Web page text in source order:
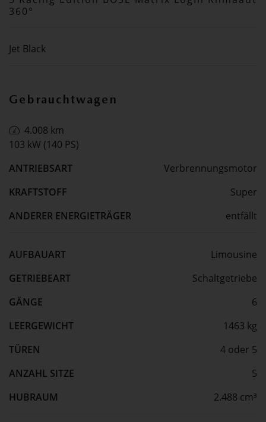
360°
Jet Black
Gebrauchtwagen
4.008 km
103 kW (140 PS)
ANTRIEBSART
Verbrennungsmotor
KRAFTSTOFF
Super
ANDERER ENERGIETRÄGER
entfällt
AUFBAUART
Limousine
GETRIEBEART
Schaltgetriebe
GÄNGE
6
LEERGEWICHT
1463 kg
TÜREN
4 oder 5
ANZAHL SITZE
5
HUBRAUM
2.488 cm³